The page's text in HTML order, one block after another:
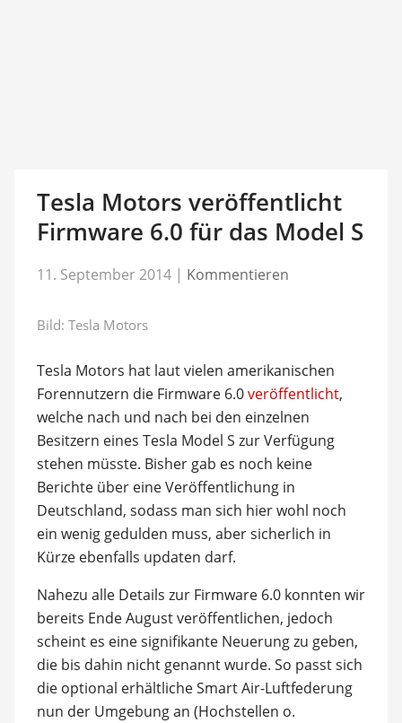
Tesla Motors veröffentlicht
Firmware 6.0 für das Model S
11. September 2014 | Kommentieren
Bild: Tesla Motors
Tesla Motors hat laut vielen amerikanischen
Forennutzern die Firmware 6.0veröffentlicht,
welche nach und nach bei den einzelnen
Besitzern eines Tesla Model S zur Verfügung
stehen müsste. Bisher gab es noch keine
Berichte über eine Veröffentlichung in
Deutschland, sodass man sich hier wohl noch
ein wenig gedulden muss, aber sicherlich in
Kürze ebenfalls updaten darf.
Nahezu alle Details zur Firmware 6.0 konnten wir
bereits Ende August veröffentlichen, jedoch
scheint es eine signifikante Neuerung zu geben,
die bis dahin nicht genannt wurde. So passt sich
die optional erhältliche Smart Air-Luftfederung
nun der Umgebung an (Hochstellen o.